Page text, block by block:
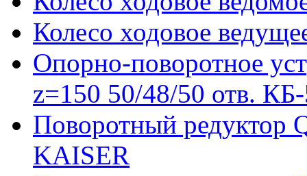
Колесо ходовое
Опорно-поворотное
z=150 50/48/50 отв.
Поворотный редуктор
KAISER